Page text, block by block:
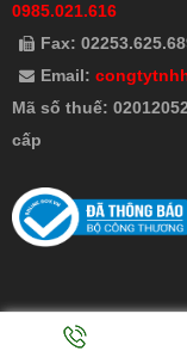
0985.021.616
Fax:
Email:
Mã số thuế:
cấp